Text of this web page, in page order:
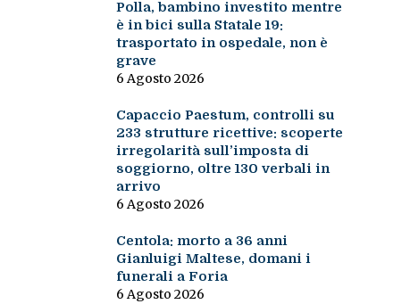
Polla, bambino investito mentre
è in bici sulla Statale 19:
trasportato in ospedale, non è
grave
6 Agosto 2026
Capaccio Paestum, controlli su
233 strutture ricettive: scoperte
irregolarità sull’imposta di
soggiorno, oltre 130 verbali in
arrivo
6 Agosto 2026
Centola: morto a 36 anni
Gianluigi Maltese, domani i
funerali a Foria
6 Agosto 2026